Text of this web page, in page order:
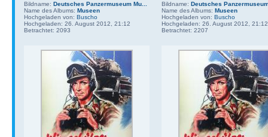
Bildname: Deutsches Panzermuseum Mu...
Name des Albums: Museen
Hochgeladen von: Buscho
Hochgeladen: 26. August 2012, 21:12
Betrachtet: 2093
Bildname: Deutsches
Name des Albums: Museen
Hochgeladen von: Buscho
Hochgeladen: 26. August 2012, 21:12
Betrachtet: 2207